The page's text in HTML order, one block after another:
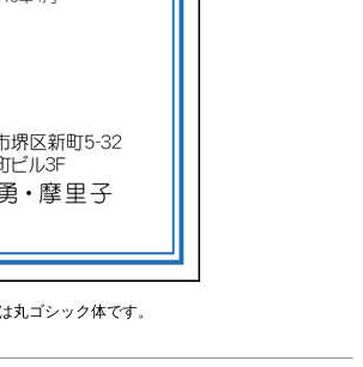
丸ゴシック体です。